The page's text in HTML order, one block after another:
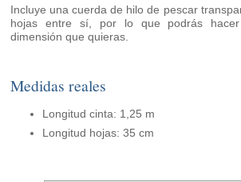
Incluye una cuerda de hilo de pescar
hojas entre sí, por lo que podrás
dimensión que quieras.
Medidas reales
Longitud cinta: 1,25 m
Longitud hojas: 35 cm